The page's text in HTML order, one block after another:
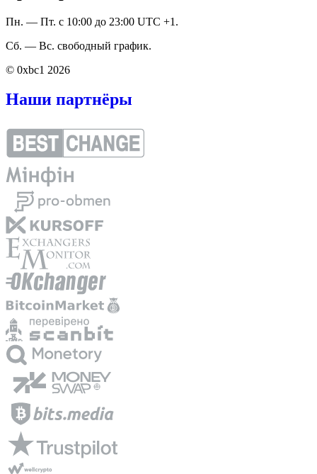
Пн. — Пт. с 10:00 до 23:00 UTC +1.
Сб. — Вс. свободный график.
© 0xbc1 2026
Наши партнёры